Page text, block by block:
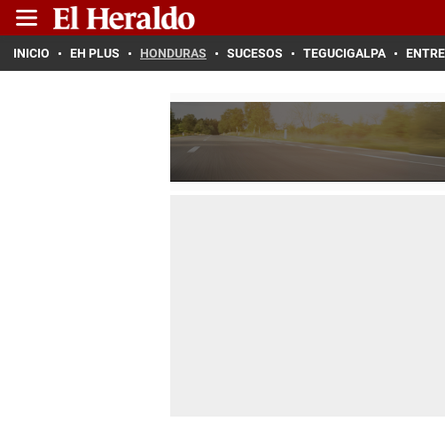
INICIO EH PLUS HONDURAS SUCESOS TEGUCIGALPA